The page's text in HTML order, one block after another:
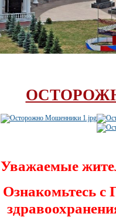
Уважаемые
Ознакомьтесь